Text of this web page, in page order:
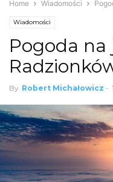
Home Wiadomości
Wiadomości
Pogoda
By Robert Michałowicz -